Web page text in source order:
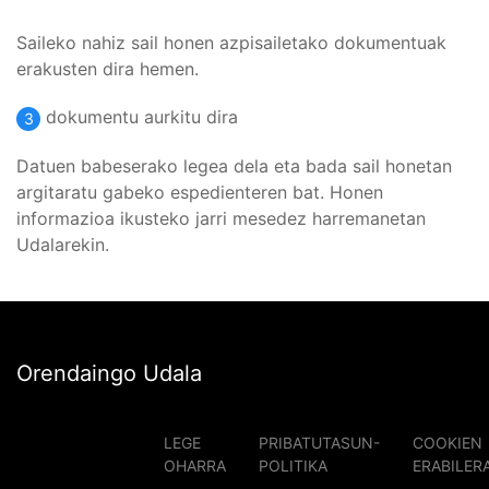
Saileko nahiz sail honen azpisailetako dokumentuak
erakusten dira hemen.
3 dokumentu aurkitu dira
Datuen babeserako legea dela eta bada sail honetan
argitaratu gabeko espedienteren bat. Honen
informazioa ikusteko jarri mesedez harremanetan
Udalarekin.
Orendaingo Udala
LEGE
OHARRA
PRIBATUTASUN-
POLITIKA
COOKIEN